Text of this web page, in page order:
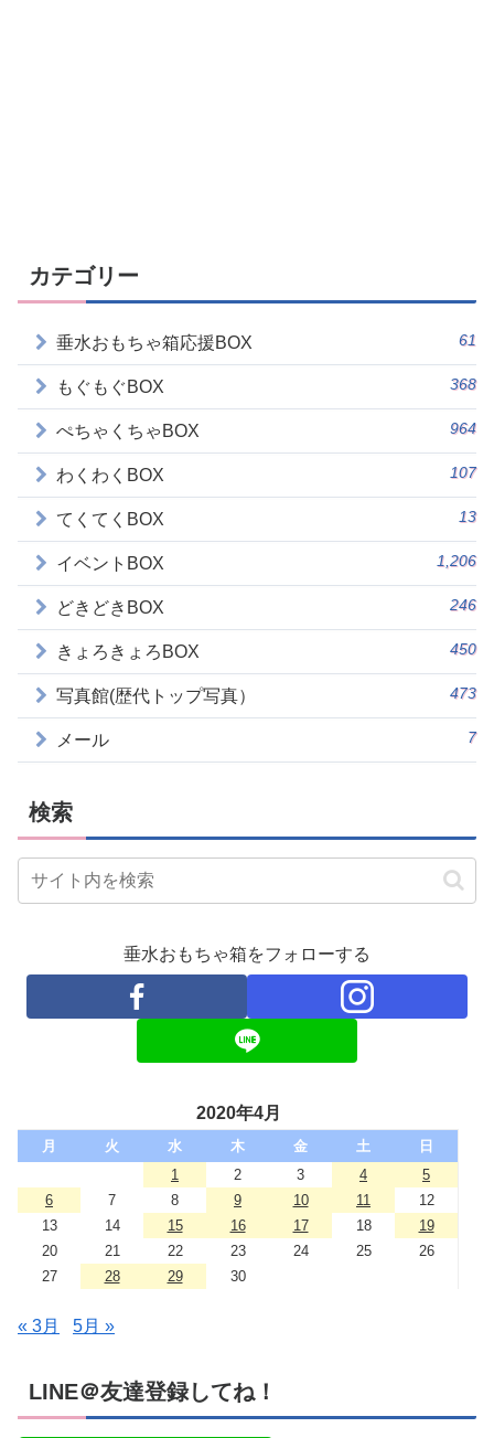
カテゴリー
垂水おもちゃ箱応援BOX 61
もぐもぐBOX 368
ぺちゃくちゃBOX 964
わくわくBOX 107
てくてくBOX 13
イベントBOX 1,206
どきどきBOX 246
きょろきょろBOX 450
写真館(歴代トップ写真） 473
メール 7
検索
垂水おもちゃ箱をフォローする
2020年4月
月 火 水 木 金 土
日
1
2 3 4
5
6
7 8 9 10 11
12
13
14 15 16 17 18
19
20
21 22 23 24 25
26
27
28 29 30
« 3月 5月 »
LINE＠友達登録してね！